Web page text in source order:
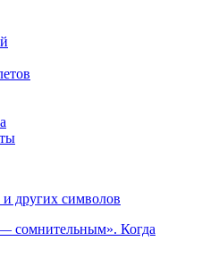
других символов
сомнительным». Когда